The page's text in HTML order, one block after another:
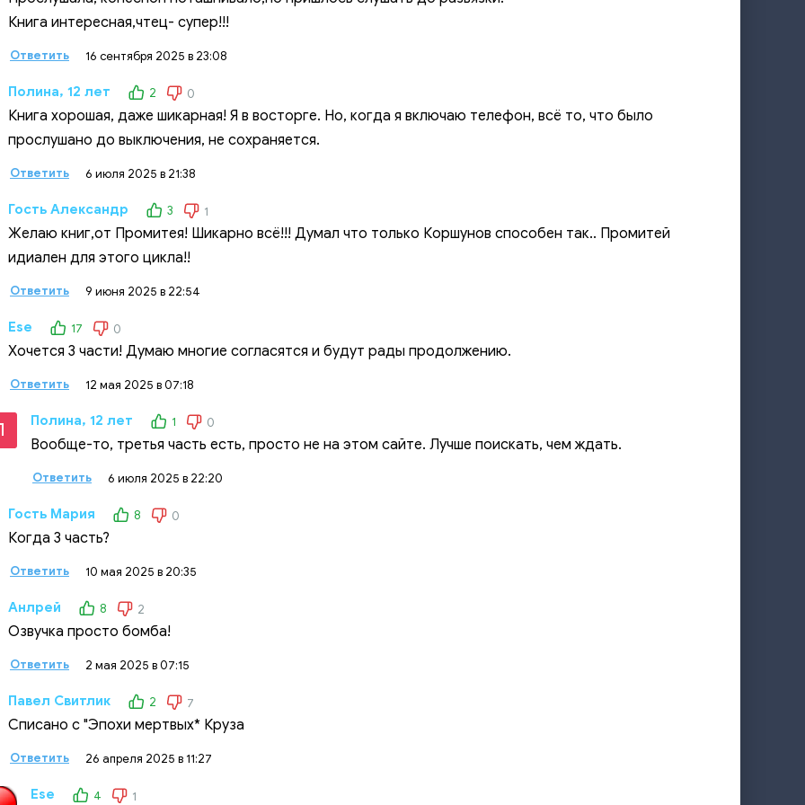
Книга интересная,чтец- супер!!!
Ответить 16 сентября 2025 в 23:08
Полина, 12 лет 2 0
Книга хорошая, даже шикарная! Я в восторге. Но, когда я включаю телефон, всё то, что было
прослушано до выключения, не сохраняется.
Ответить 6 июля 2025 в 21:38
Гость Александр 3 1
Желаю книг,от Промитея! Шикарно всё!!! Думал что только Коршунов способен так.. Промитей
идиален для этого цикла!!
Ответить 9 июня 2025 в 22:54
Ese 17 0
Хочется 3 части! Думаю многие согласятся и будут рады продолжению.
Ответить 12 мая 2025 в 07:18
Полина, 12 лет 1 0
Вообще-то, третья часть есть, просто не на этом сайте. Лучше поискать, чем ждать.
Ответить 6 июля 2025 в 22:20
Гость Мария 8 0
Когда 3 часть?
Ответить 10 мая 2025 в 20:35
Анлрей 8 2
Озвучка просто бомба!
Ответить 2 мая 2025 в 07:15
Павел Свитлик 2 7
Списано с "Эпохи мертвых* Круза
Ответить 26 апреля 2025 в 11:27
Ese 4 1